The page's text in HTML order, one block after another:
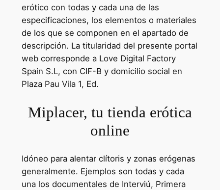
erótico con todas y cada una de las
especificaciones, los elementos o materiales
de los que se componen en el apartado de
descripción. La titularidad del presente portal
web corresponde a Love Digital Factory
Spain S.L, con CIF-B y domicilio social en
Plaza Pau Vila 1, Ed.
Miplacer, tu tienda erótica
online
Idóneo para alentar clítoris y zonas erógenas
generalmente. Ejemplos son todas y cada
una los documentales de Interviú, Primera